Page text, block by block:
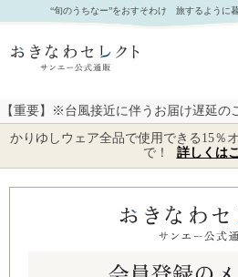
“旬のうちなー”をおすそわけ 旅するように
【重要】※台風接近に伴うお届け遅延の
かりゆしウェア全品で使用できる15％
で！
詳しくは